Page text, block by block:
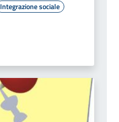
Integrazione sociale